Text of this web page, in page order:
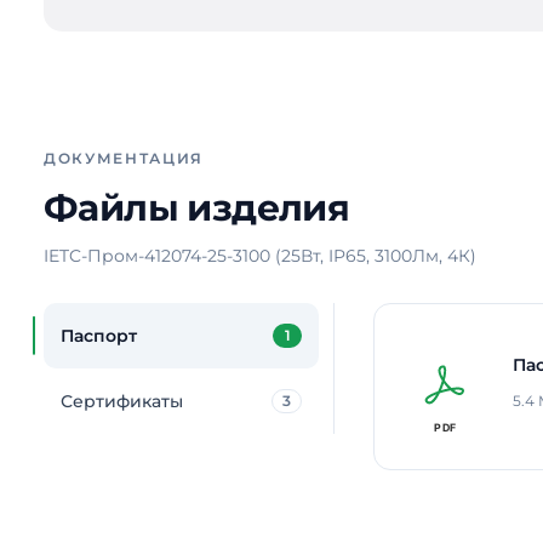
ДОКУМЕНТАЦИЯ
Файлы изделия
IETC-Пром-412074-25-3100 (25Вт, IP65, 3100Лм, 4К)
Паспорт 1
Сертификаты 3 5.4